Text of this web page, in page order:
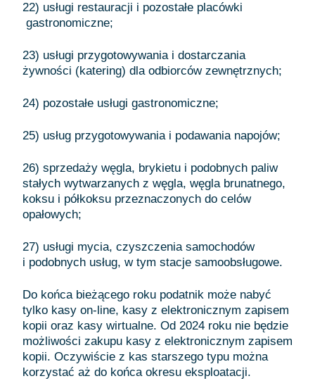
22) usługi restauracji i pozostałe placówki
gastronomiczne;
23) usługi przygotowywania i dostarczania
żywności (katering) dla odbiorców zewnętrznych;
24) pozostałe usługi gastronomiczne;
25) usług przygotowywania i podawania napojów;
26) sprzedaży węgla, brykietu i podobnych paliw
stałych wytwarzanych z węgla, węgla brunatnego,
koksu i półkoksu przeznaczonych do celów
opałowych;
27) usługi mycia, czyszczenia samochodów
i podobnych usług, w tym stacje samoobsługowe.
Do końca bieżącego roku podatnik może nabyć
tylko kasy on-line, kasy z elektronicznym zapisem
kopii oraz kasy wirtualne. Od 2024 roku nie będzie
możliwości zakupu kasy z elektronicznym zapisem
kopii. Oczywiście z kas starszego typu można
korzystać aż do końca okresu eksploatacji.